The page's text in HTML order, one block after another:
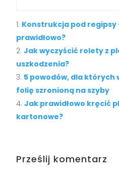
Konstrukcja pod regipsy
prawidłowo?
Jak wyczyścić rolety z
uszkodzenia?
5 powodów, dla których
folię szronioną na szyby
Jak prawidłowo kręcić
kartonowe?
Prześlij komentarz